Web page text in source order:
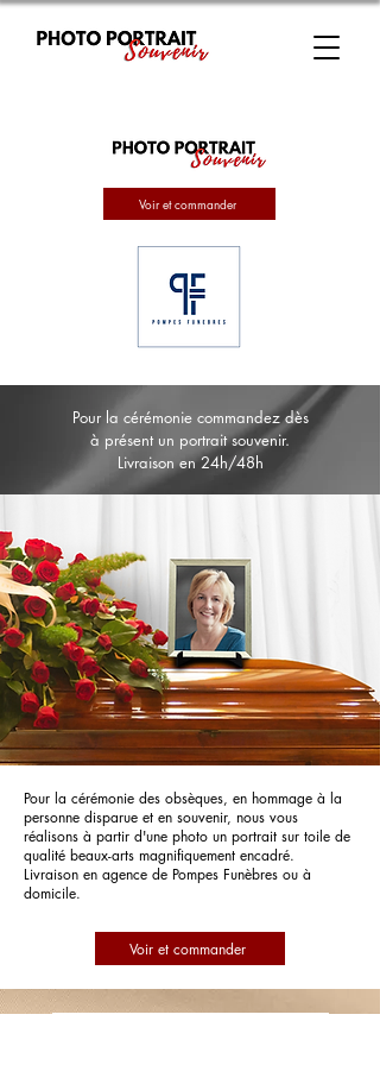
Voir et commander
Pour la cérémonie commandez dès
à présent un portrait souvenir.
Livraison en 24h/48h
Pour la cérémonie des obsèques, en hommage à la
personne disparue et en souvenir, nous vous
réalisons à partir d'une photo un portrait sur toile de
qualité beaux-arts magnifiquement encadré.
Livraison en agence de Pompes Funèbres ou à
domicile.
Voir et commander